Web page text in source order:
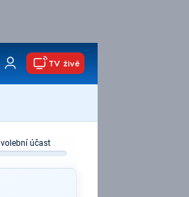
TV živě
volební účast